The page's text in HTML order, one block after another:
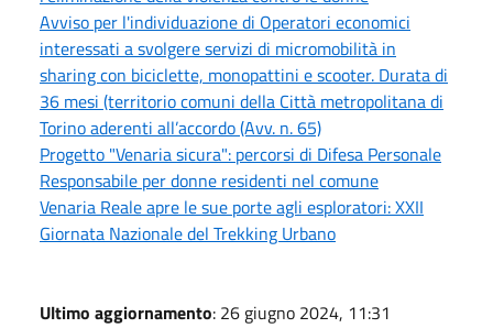
Avviso per l'individuazione di Operatori economici
interessati a svolgere servizi di micromobilità in
sharing con biciclette, monopattini e scooter. Durata di
36 mesi (territorio comuni della Città metropolitana di
Torino aderenti all’accordo (Avv. n. 65)
Progetto "Venaria sicura": percorsi di Difesa Personale
Responsabile per donne residenti nel comune
Venaria Reale apre le sue porte agli esploratori: XXII
Giornata Nazionale del Trekking Urbano
Ultimo aggiornamento: 26 giugno 2024, 11:31